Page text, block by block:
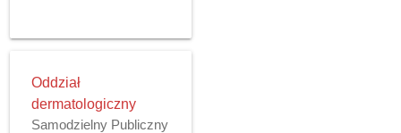
Oddział
dermatologiczny
Samodzielny Publiczny